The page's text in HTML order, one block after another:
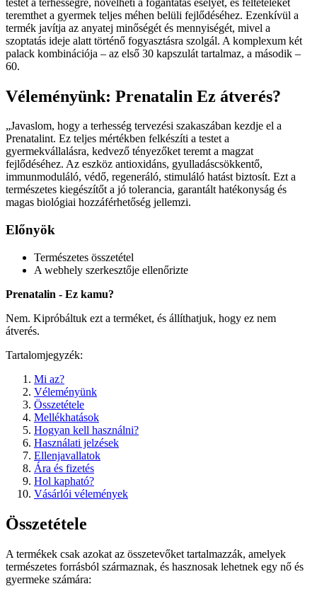
teremthet a gyermek teljes méhen belüli fejlődéséhez. Ezenkívül a
termék javítja az anyatej minőségét és mennyiségét, mivel a
szoptatás ideje alatt történő fogyasztásra szolgál. A komplexum két
palack kombinációja – az első 30 kapszulát tartalmaz, a második –
60.
Véleményünk: Prenatalin Ez átverés?
„Javaslom, hogy a terhesség tervezési szakaszában kezdje el a
Prenatalint. Ez teljes mértékben felkészíti a testet a
gyermekvállalásra, kedvező tényezőket teremt a magzat
fejlődéséhez. Az eszköz antioxidáns, gyulladáscsökkentő,
immunmoduláló, védő, regeneráló, stimuláló hatást biztosít. Ezt a
természetes kiegészítőt a jó tolerancia, garantált hatékonyság és
magas biológiai hozzáférhetőség jellemzi.
Előnyök
Természetes összetétel
A webhely szerkesztője ellenőrizte
Prenatalin - Ez kamu?
Nem. Kipróbáltuk ezt a terméket, és állíthatjuk, hogy ez nem
átverés.
Tartalomjegyzék:
Mi az?
Véleményünk
Összetétele
Mellékhatások
Hogyan kell használni?
Használati jelzések
Ellenjavallatok
Ára és fizetés
Hol kapható?
Vásárlói vélemények
Összetétele
A termékek csak azokat az összetevőket tartalmazzák, amelyek
természetes forrásból származnak, és hasznosak lehetnek egy nő és
gyermeke számára: